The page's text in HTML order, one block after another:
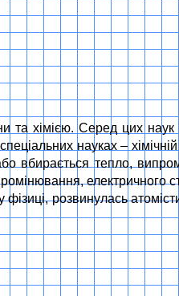
хімією. Серед цих наук
науках – хімічній
вбирається тепло,
електричного
розвинулась